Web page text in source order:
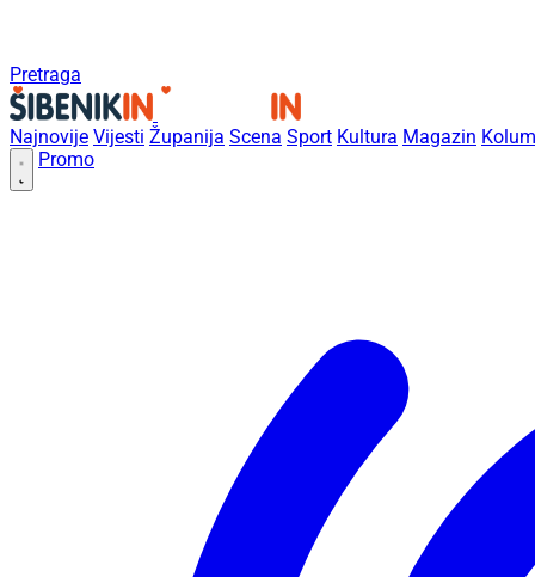
Pretraga
Najnovije Vijesti Županija Scena Sport Kultura Magazin
Promo